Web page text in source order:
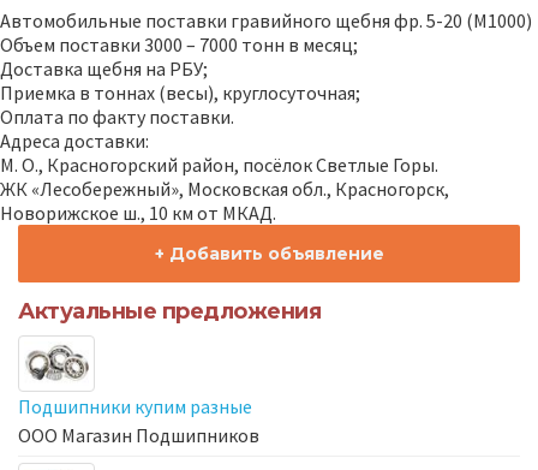
Автомобильные поставки гравийного щебня фр. 5-20 (М1000)
Объем поставки 3000 – 7000 тонн в месяц;
Доставка щебня на РБУ;
Приемка в тоннах (весы), круглосуточная;
Оплата по факту поставки.
Адреса доставки:
М. О., Красногорский район, посёлок Светлые Горы.
ЖК «Лесобережный», Московская обл., Красногорск,
Новорижское ш., 10 км от МКАД.
+ Добавить объявление
Актуальные предложения
Подшипники купим разные
ООО Магазин Подшипников